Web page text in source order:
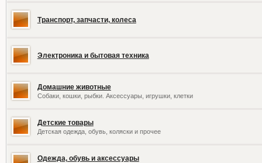
Транспорт, запчасти, колеса
Электроника и бытовая техника
Домашние животные
Собаки, кошки, рыбки. Аксессуары, игрушки, клетки
Детские товары
Детская одежда, обувь, коляски и прочее
Одежда, обувь и аксессуары